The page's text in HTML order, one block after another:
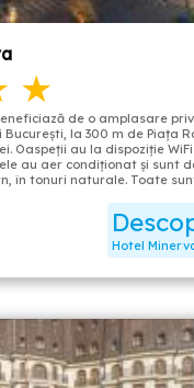
★
de o amplasare
la 300 m de Piața
Oaspeții au la dispoziție
au aer condiţionat și sunt
în tonuri naturale. Toate
Hotel